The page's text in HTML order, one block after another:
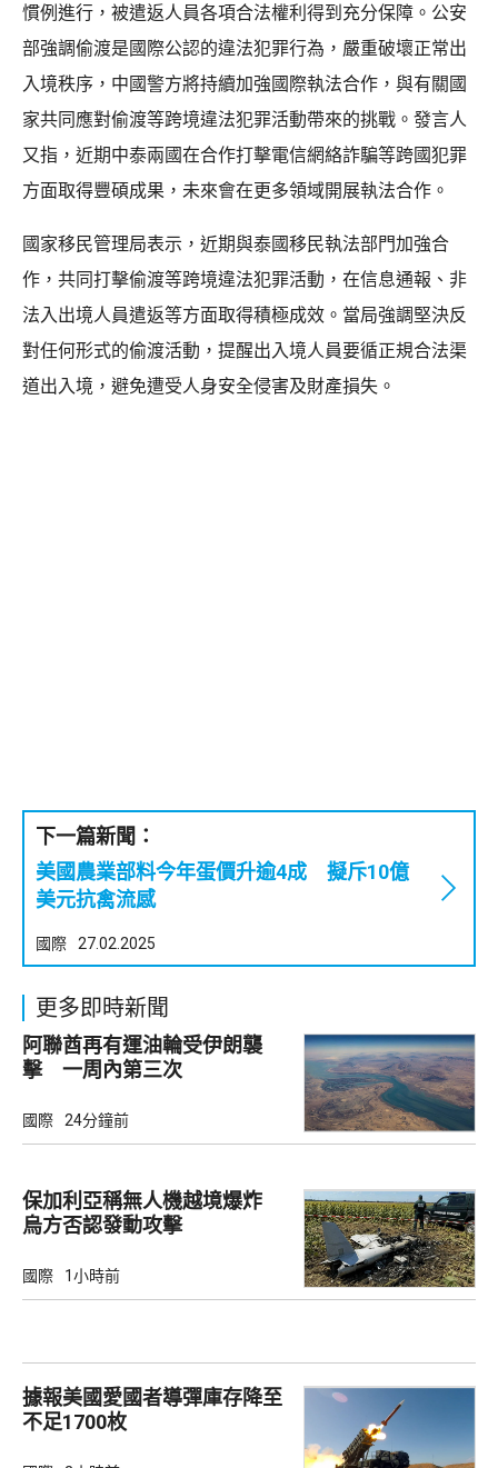
慣例進行，被遣返人員各項合法權利得到充分保障。公安
部強調偷渡是國際公認的違法犯罪行為，嚴重破壞正常出
入境秩序，中國警方將持續加強國際執法合作，與有關國
家共同應對偷渡等跨境違法犯罪活動帶來的挑戰。發言人
又指，近期中泰兩國在合作打擊電信網絡詐騙等跨國犯罪
方面取得豐碩成果，未來會在更多領域開展執法合作。
國家移民管理局表示，近期與泰國移民執法部門加強合
作，共同打擊偷渡等跨境違法犯罪活動，在信息通報、非
法入出境人員遣返等方面取得積極成效。當局強調堅決反
對任何形式的偷渡活動，提醒出入境人員要循正規合法渠
道出入境，避免遭受人身安全侵害及財產損失。
下一篇新聞：
美國農業部料今年蛋價升逾4成 擬斥10億
美元抗禽流感
國際 27.02.2025
更多即時新聞
阿聯酋再有運油輪受伊朗襲
擊 一周內第三次
國際 24分鐘前
保加利亞稱無人機越境爆炸
烏方否認發動攻擊
國際 1小時前
據報美國愛國者導彈庫存降至
不足1700枚